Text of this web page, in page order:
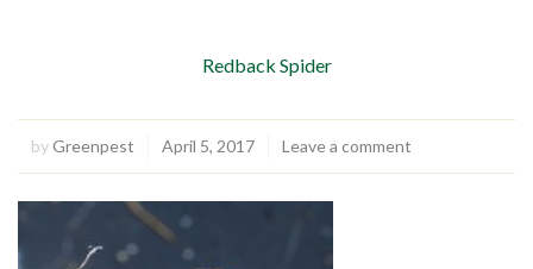
Redback Spider
byGreenpest April 5, 2017 Leave a comment